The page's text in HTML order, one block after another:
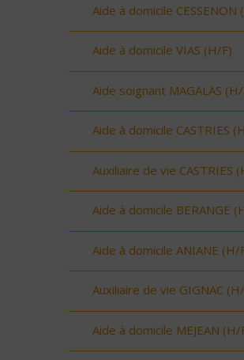
Aide à domicile CESSENON
Aide à domicile VIAS (H/F)
Aide soignant MAGALAS
Aide à domicile CASTRIES
Auxiliaire de vie CASTRIES
Aide à domicile BERANGE
Aide à domicile ANIANE (H/
Auxiliaire de vie GIGNAC
Aide à domicile MEJEAN (H/